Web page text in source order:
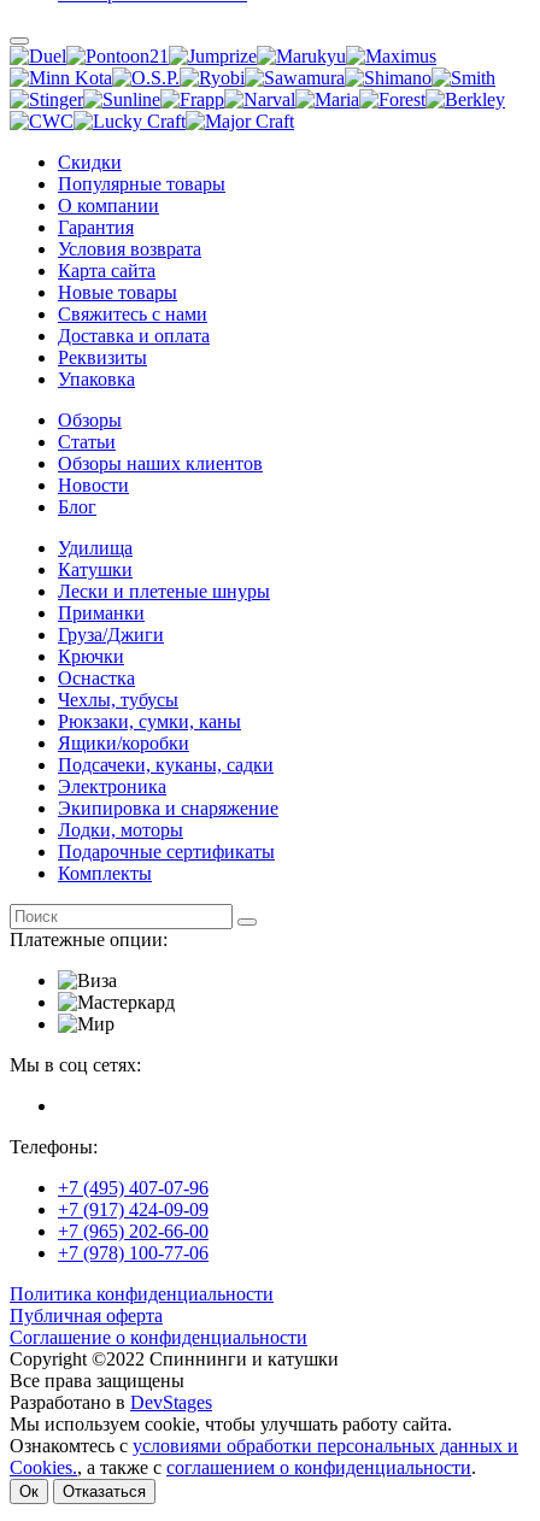
Скидки
Популярные товары
О компании
Гарантия
Условия возврата
Карта сайта
Новые товары
Свяжитесь с нами
Доставка и оплата
Реквизиты
Упаковка
Обзоры
Статьи
Обзоры наших клиентов
Новости
Блог
Удилища
Катушки
Лески и плетеные шнуры
Приманки
Груза/Джиги
Крючки
Оснастка
Чехлы, тубусы
Рюкзаки, сумки, каны
Ящики/коробки
Подсачеки, куканы, садки
Электроника
Экипировка и снаряжение
Лодки, моторы
Подарочные сертификаты
Комплекты
Платежные опции:
Мы в соц сетях:
Телефоны:
+7 (495) 407-07-96
+7 (917) 424-09-09
+7 (965) 202-66-00
+7 (978) 100-77-06
Политика конфиденциальности
Публичная оферта
Соглашение о конфиденциальности
Copyright ©2022 Спиннинги и катушки
Все права защищены
Разработано в DevStages
Мы используем cookie, чтобы улучшать работу сайта.
Ознакомтесь с условиями обработки персональных данных и
Cookies., а также с соглашением о конфиденциальности.
Ок Отказаться